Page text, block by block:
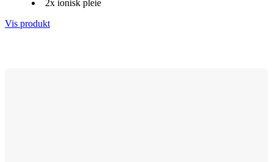
2x ionisk pleie
Vis produkt